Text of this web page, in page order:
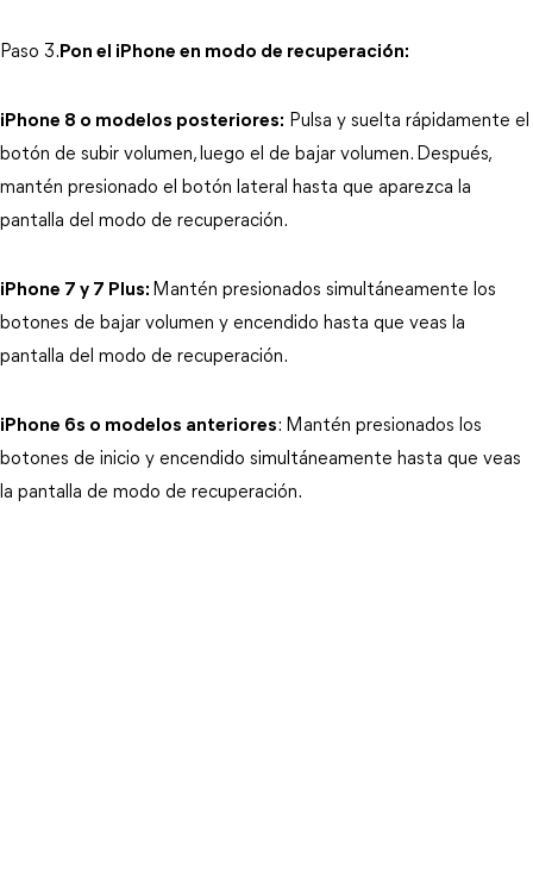
Paso 3. Pon el iPhone en modo de recuperación:
iPhone 8 o modelos posteriores: Pulsa y suelta rápidamente el
botón de subir volumen, luego el de bajar volumen. Después,
mantén presionado el botón lateral hasta que aparezca la
pantalla del modo de recuperación.
iPhone 7 y 7 Plus: Mantén presionados simultáneamente los
botones de bajar volumen y encendido hasta que veas la
pantalla del modo de recuperación.
iPhone 6s o modelos anteriores: Mantén presionados los
botones de inicio y encendido simultáneamente hasta que veas
la pantalla de modo de recuperación.